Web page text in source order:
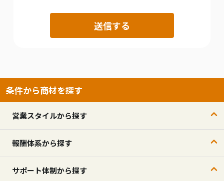
条件から商材を探す
営業スタイルから探す
報酬体系から探す
サポート体制から探す